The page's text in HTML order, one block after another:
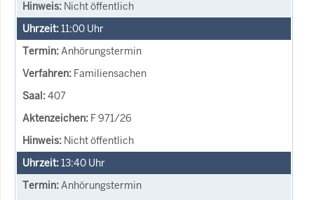
Nicht öffentlich
11:00 Uhr
Anhörungstermin
Familiensachen
407
F 971/26
Nicht öffentlich
13:40 Uhr
Anhörungstermin